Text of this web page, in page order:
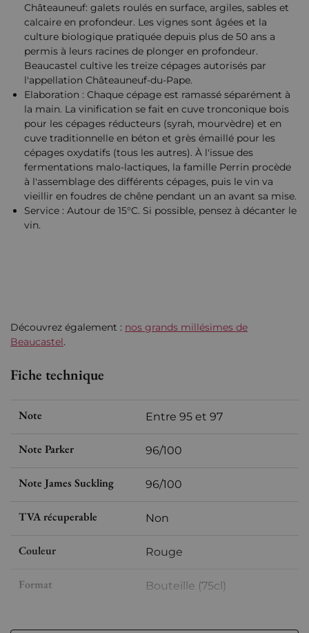
Châteauneuf: galets roulés en surface, argiles, sables et
calcaire en profondeur. Les vignes sont âgées et la
culture biologique pratiquée depuis plus de 50 ans a
permis à leurs racines de plonger en profondeur.
Beaucastel cultive les treize cépages autorisés par
l'appellation Châteauneuf-du-Pape.
Elaboration : Chaque cépage est ramassé séparément à
la main. La vinification se fait en cuve tronconique bois
pour les cépages réducteurs (syrah, mourvèdre) et en
cuve traditionnelle en béton et grès émaillé pour les
cépages oxydatifs (tous les autres). À l'issue des
fermentations malo-lactiques, la famille Perrin procède
à l'assemblage des différents cépages, puis le vin va
vieillir en foudres de chêne pendant un an avant sa mise.
Service : Autour de 15°C. Si possible, pensez à décanter le
vin.
Découvrez également : nos grands millésimes de
Beaucastel.
Fiche technique
Note Entre 95 et 97
Note Parker 96/100
Note James Suckling 96/100
TVA récuperable Non
Couleur Rouge
Format Bouteille (75cl)